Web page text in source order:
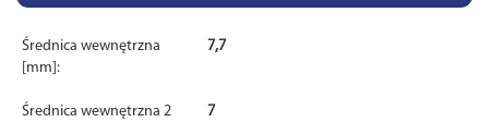
Średnica wewnętrzna
[mm]:
7,7
Średnica wewnętrzna 2
7